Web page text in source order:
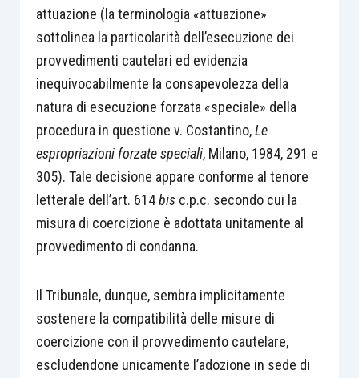
attuazione (la terminologia «attuazione»
sottolinea la particolarità dell’esecuzione dei
provvedimenti cautelari ed evidenzia
inequivocabilmente la consapevolezza della
natura di esecuzione forzata «speciale» della
procedura in questione v. Costantino,Le
espropriazioni forzate speciali, Milano, 1984, 291 e
305). Tale decisione appare conforme al tenore
letterale dell’art. 614bis c.p.c. secondo cui la
misura di coercizione è adottata unitamente al
provvedimento di condanna.
Il Tribunale, dunque, sembra implicitamente
sostenere la compatibilità delle misure di
coercizione con il provvedimento cautelare,
escludendone unicamente l’adozione in sede di